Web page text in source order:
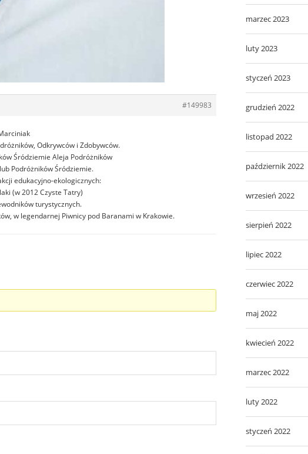
#149983
Odkrywców i Zdobywców.
Śródziemie Aleja Podróżników
Podróżników Śródziemie.
edukacyjno-ekologicznych:
(w 2012 Czyste Tatry)
turystycznych.
w legendarnej Piwnicy pod Baranami w Krakowie.
marzec 2023
luty 2023
styczeń 2023
grudzień 2022
listopad 2022
październik 2022
wrzesień 2022
sierpień 2022
lipiec 2022
czerwiec 2022
maj 2022
kwiecień 2022
marzec 2022
luty 2022
styczeń 2022